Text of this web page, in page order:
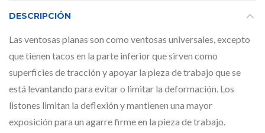
DESCRIPCIÓN
Las ventosas planas son como ventosas universales, excepto
que tienen tacos en la parte inferior que sirven como
superficies de tracción y apoyar la pieza de trabajo que se
está levantando para evitar o limitar la deformación. Los
listones limitan la deflexión y mantienen una mayor
exposición para un agarre firme en la pieza de trabajo.